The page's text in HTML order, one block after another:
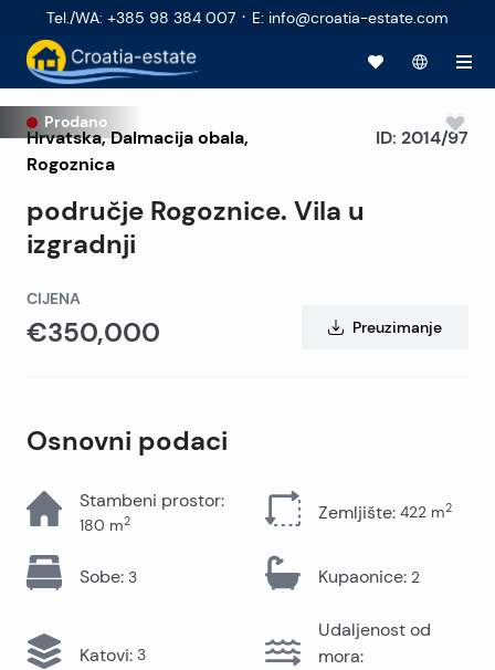
Tel./WA: +385 98 384 007 · E: info@croatia-estate.com
Prodano
Hrvatska,Dalmacija obala,
Rogoznica
područje Rogoznice. Vila u
izgradnji
ID: 2014/97
CIJENA
€350,000 Preuzimanje
Osnovni podaci
Stambeni prostor:
180 m2 Zemljište: 422 m2
Sobe: 3 Kupaonice: 2
Katovi: 3
Udaljenost od
mora: